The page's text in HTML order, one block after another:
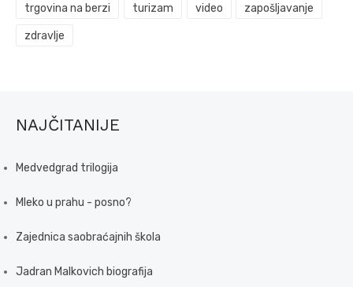
trgovina na berzi turizam video zapošljavanje
zdravlje
NAJČITANIJE
Medvedgrad trilogija
Mleko u prahu - posno?
Zajednica saobraćajnih škola
Jadran Malkovich biografija